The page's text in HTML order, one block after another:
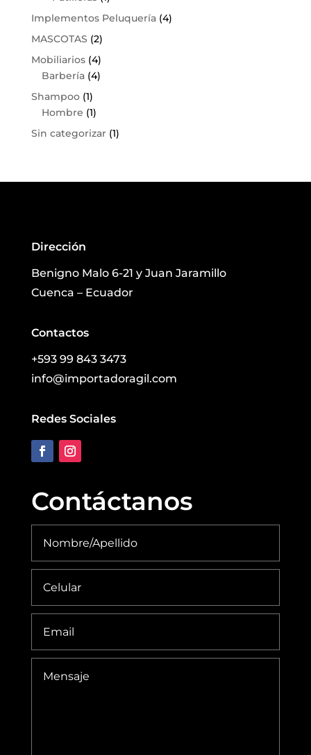
Implementos Peluquería (4)
MASCOTAS (2)
Mobiliarios (4)
Barbería (4)
Shampoo (1)
Hombre (1)
Sin categorizar (1)
Dirección
Benigno Malo 6-21 y Juan Jaramillo
Cuenca – Ecuador
Contactos
+593 99 843 3473
info@importadoragil.com
Redes Sociales
Contáctanos